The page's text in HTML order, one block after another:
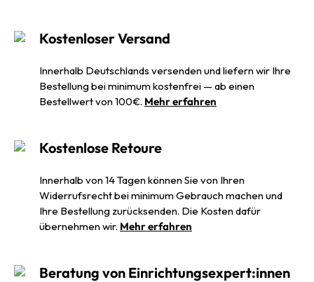
Kostenloser Versand
Innerhalb Deutschlands versenden und liefern wir Ihre
Bestellung bei minimum kostenfrei — ab einen
Bestellwert von 100€. Mehr erfahren
Kostenlose Retoure
Innerhalb von 14 Tagen können Sie von Ihren
Widerrufsrecht bei minimum Gebrauch machen und
Ihre Bestellung zurücksenden. Die Kosten dafür
übernehmen wir. Mehr erfahren
Beratung von Einrichtungsexpert:innen